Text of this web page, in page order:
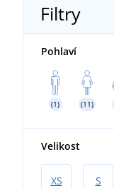
Filtry
Pohlaví
(1) (11)
Velikost
XS S